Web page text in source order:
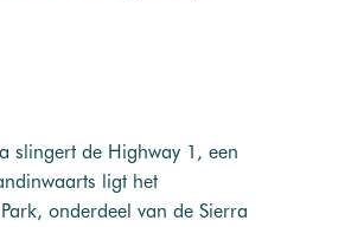
slingert de Highway 1, een
ligt het
onderdeel van de Sierra